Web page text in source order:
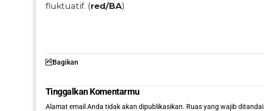
fluktuatif. (red/BA)
Bagikan
Tinggalkan Komentarmu
Alamat email Anda tidak akan dipublikasikan. Ruas yang wajib ditandai